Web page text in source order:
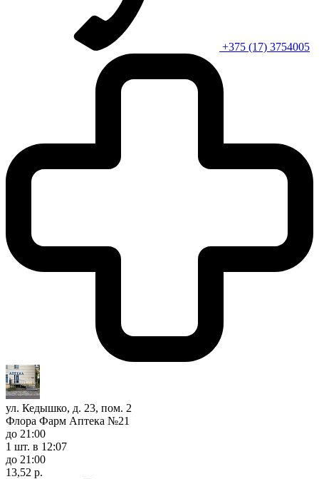
+375 (17) 3754005
ул. Кедышко, д. 23, пом. 2
Флора Фарм Аптека №21
до 21:00
1 шт. в 12:07
до 21:00
13,52 р.